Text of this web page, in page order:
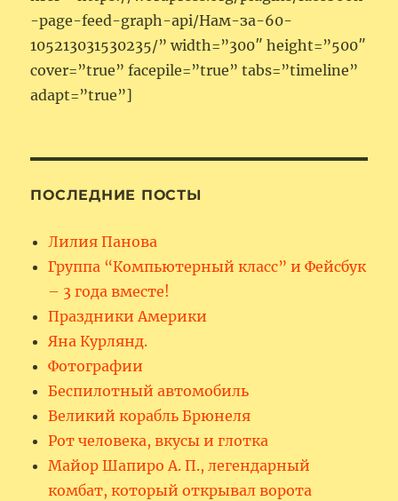
-page-feed-graph-api/Нам-за-60-
105213031530235/” width=”300″ height=”500″
cover=”true” facepile=”true” tabs=”timeline”
adapt=”true”]
ПОСЛЕДНИЕ ПОСТЫ
Лилия Панова
Группа “Компьютерный класс” и Фейсбук
– 3 года вместе!
Праздники Америки
Яна Курлянд.
Фотографии
Беспилотный автомобиль
Великий корабль Брюнеля
Рот человека, вкусы и глотка
Майор Шапиро А. П., легендарный
комбат, который открывал ворота